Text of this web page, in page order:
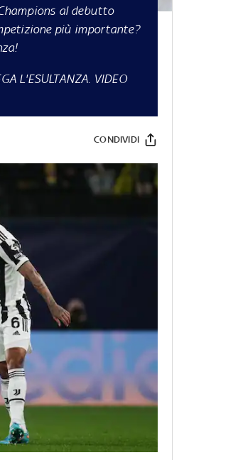
al debutto
più importante?
L'ESULTANZA. VIDEO
CONDIVIDI